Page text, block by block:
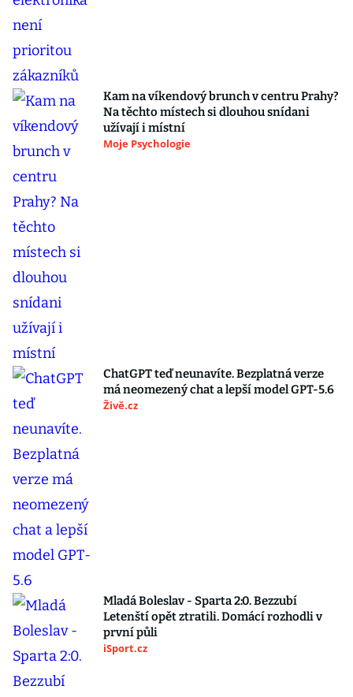
Kam na víkendový brunch v centru Prahy?
Na těchto místech si dlouhou snídani
užívají i místní
Moje Psychologie
ChatGPT teď neunavíte. Bezplatná verze
má neomezený chat a lepší model GPT-5.6
Živě.cz
Mladá Boleslav - Sparta 2:0. Bezzubí
Letenští opět ztratili. Domácí rozhodli v
první půli
iSport.cz